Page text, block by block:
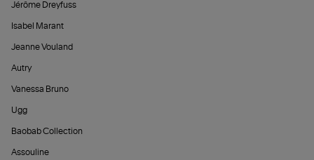
Jérôme Dreyfuss
Isabel Marant
Jeanne Vouland
Autry
Vanessa Bruno
Ugg
Baobab Collection
Assouline